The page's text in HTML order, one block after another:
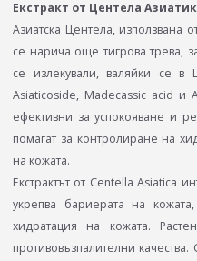
Екстракт от Центела
Азиатска Центела, използвана
се нарича още тигрова трева,
се излекували, валяйки се в
Asiaticoside, Madecassic acid и
ефективни за успокояване и
помагат за контролиране на
на кожата.
Екстрактът от Centella Asiatica
укрепва бариерата на
хидратация на кожата.
противовъзпалителни